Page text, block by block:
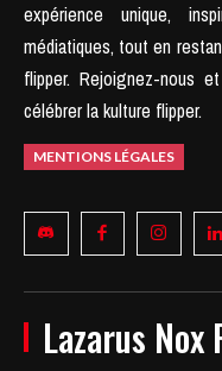
expérience unique,
médiatiques, tout en
flipper. Rejoignez-nous
célébrer la kulture flipper.
MENTIONS LÉGALES
Lazarus Nox